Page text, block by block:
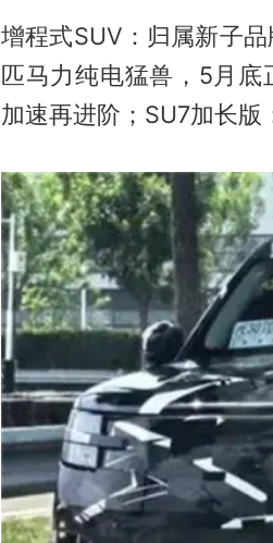
增程式SUV：归属新子
匹马力纯电猛兽，5月底
加速再进阶；SU7加长版